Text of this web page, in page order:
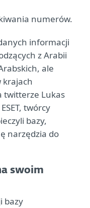
numerów.
informacji
z Arabii
ale
krajach
twitterze Lukas
twórcy
bazy,
narzędzia do
swoim
bazy